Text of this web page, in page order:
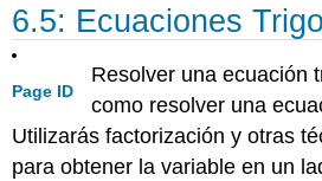
6.5: Ecuaciones
Page ID
Resolver una ecuación
como resolver una
Utilizarás factorización y otras
para obtener la variable en un